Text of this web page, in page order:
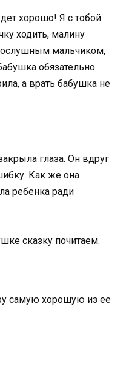
хорошо! Я с тобой
ходить, малину
мальчиком,
обязательно
а врать бабушка не
глаза. Он вдруг
Как же она
ребенка ради
сказку почитаем.
самую хорошую из ее